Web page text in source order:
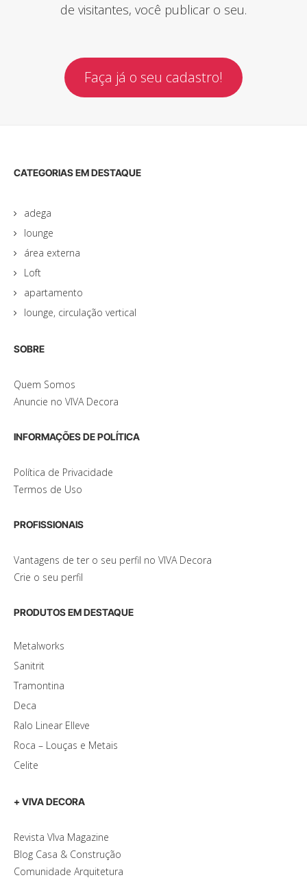
de visitantes, você publicar o seu.
Faça já o seu cadastro!
CATEGORIAS EM DESTAQUE
adega
lounge
área externa
Loft
apartamento
lounge, circulação vertical
SOBRE
Quem Somos
Anuncie no VIVA Decora
INFORMAÇÕES DE POLÍTICA
Política de Privacidade
Termos de Uso
PROFISSIONAIS
Vantagens de ter o seu perfil no VIVA Decora
Crie o seu perfil
PRODUTOS EM DESTAQUE
Metalworks
Sanitrit
Tramontina
Deca
Ralo Linear Elleve
Roca – Louças e Metais
Celite
+ VIVA DECORA
Revista VIva Magazine
Blog Casa & Construção
Comunidade Arquitetura